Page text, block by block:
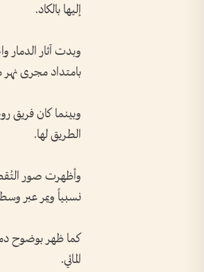
إليها بالكاد.
وبدت آثار الدمار
بامتداد مجرى
وبينما كان فريق
الطريق لها.
وأظهرت صور
نسبياً ويمر عبر
كما ظهر بوضوح
المائي.